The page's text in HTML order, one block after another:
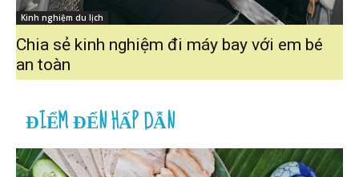
Kinh nghiệm du lịch
Chia sẻ kinh nghiệm đi máy bay với em bé
an toàn
ĐIỂM ĐẾN HẤP DẪN